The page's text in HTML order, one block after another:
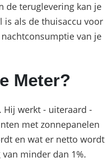
de teruglevering kan je
is als de thuisaccu voor
van je
Meter?
Hij werkt - uiteraard -
met zonnepanelen
en wat er netto wordt
minder dan 1%.